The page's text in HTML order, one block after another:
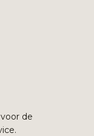
voor de